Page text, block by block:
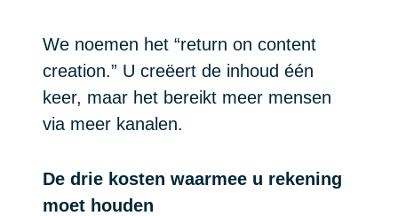
We noemen het “return on content
creation.” U creëert de inhoud één
keer, maar het bereikt meer mensen
via meer kanalen.
De drie kosten waarmee u rekening
moet houden